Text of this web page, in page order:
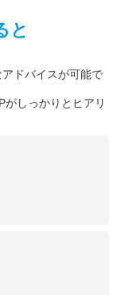
と
ドバイスが可能で
がしっかりとヒアリ